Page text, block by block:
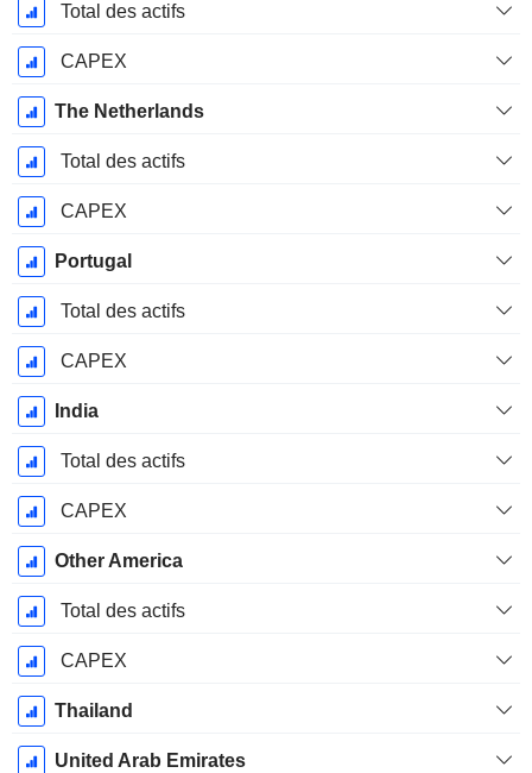
Total des actifs
CAPEX
The Netherlands
Total des actifs
CAPEX
Portugal
Total des actifs
CAPEX
India
Total des actifs
CAPEX
Other America
Total des actifs
CAPEX
Thailand
United Arab Emirates